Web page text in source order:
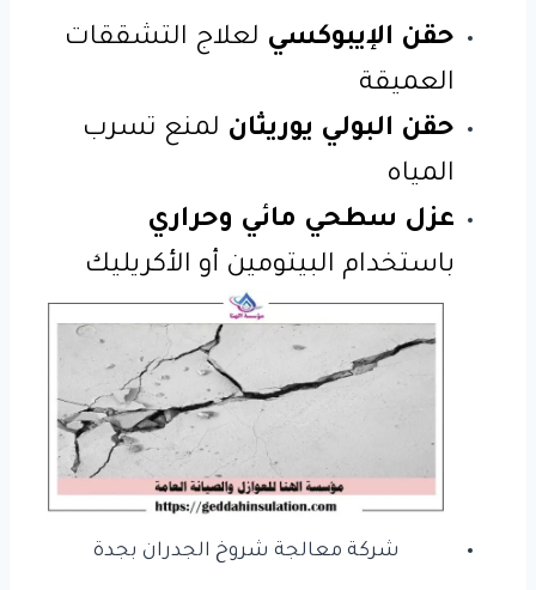
حقن الإيبوكسي لعلاج التشققات
العميقة
حقن البولي يوريثان لمنع تسرب
المياه
عزل سطحي مائي وحراري
باستخدام البيتومين أو الأكريليك
شركة معالجة شروخ الجدران بجدة